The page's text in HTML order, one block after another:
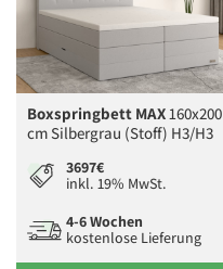
Boxspringbett MAX160x200
cm Silbergrau (Stoff) H3/H3
3697€
inkl. 19% MwSt.
4-6 Wochen
kostenlose Lieferung